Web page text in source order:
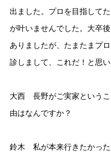
出ました。プロを目指して
が叶いませんでした。大卒
ありましたが、たまたまプ
診しまして、これだ！と思い
大西 長野がご実家という
由はなんですか？
鈴木 私が本来行きたかった